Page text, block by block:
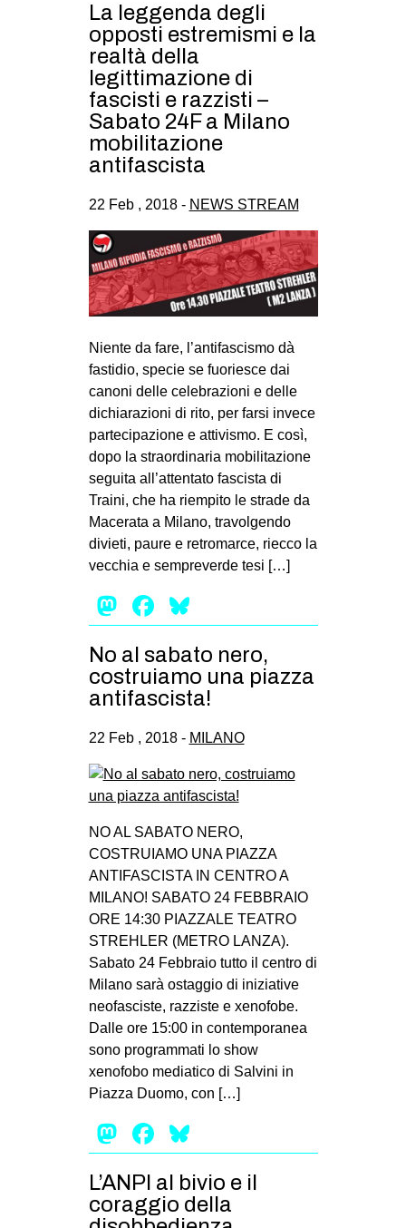
La leggenda degli
opposti estremismi e la
realtà della
legittimazione di
fascisti e razzisti –
Sabato 24F a Milano
mobilitazione
antifascista
22 Feb , 2018 - NEWS STREAM
Niente da fare, l’antifascismo dà
fastidio, specie se fuoriesce dai
canoni delle celebrazioni e delle
dichiarazioni di rito, per farsi invece
partecipazione e attivismo. E così,
dopo la straordinaria mobilitazione
seguita all’attentato fascista di
Traini, che ha riempito le strade da
Macerata a Milano, travolgendo
divieti, paure e retromarce, riecco la
vecchia e sempreverde tesi […]
Mastodon
Facebook
No al sabato nero,
costruiamo una piazza
antifascista!
22 Feb , 2018 - MILANO
NO AL SABATO NERO,
COSTRUIAMO UNA PIAZZA
ANTIFASCISTA IN CENTRO A
MILANO! SABATO 24 FEBBRAIO
ORE 14:30 PIAZZALE TEATRO
STREHLER (METRO LANZA).
Sabato 24 Febbraio tutto il centro di
Milano sarà ostaggio di iniziative
neofasciste, razziste e xenofobe.
Dalle ore 15:00 in contemporanea
sono programmati lo show
xenofobo mediatico di Salvini in
Piazza Duomo, con […]
Mastodon
Facebook
L’ANPI al bivio e il
coraggio della